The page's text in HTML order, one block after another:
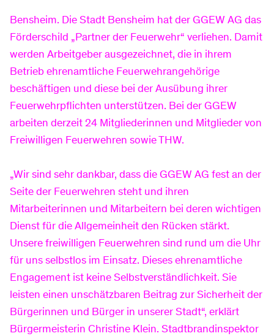
Erneuerbare Energien
TV
Inhouse-Verkabelung
Informationen
Glasfaseranschluss
Ausbau an der Bergstraße
Produktinformationsblätter
Kontakt
GGEW APP
Verträge kündigen
Vertrag widerrufen
Newsletter
Öffnungszeiten
Preise
Badesee
Bensheimer Badesee
Öffnungszeiten
Preise
Über uns
Karriere
Aktuelles
Bensheim. Die Stadt Bensheim hat der GGEW AG das
Förderschild „Partner der Feuerwehr“ verliehen. Damit
werden Arbeitgeber ausgezeichnet, die in ihrem
Betrieb ehrenamtliche Feuerwehrangehörige
beschäftigen und diese bei der Ausübung ihrer
Feuerwehrpflichten unterstützen. Bei der GGEW
arbeiten derzeit 24 Mitgliederinnen und Mitglieder von
Freiwilligen Feuerwehren sowie THW.
„Wir sind sehr dankbar, dass die GGEW AG fest an der
Seite der Feuerwehren steht und ihren
Mitarbeiterinnen und Mitarbeitern bei deren wichtigen
Dienst für die Allgemeinheit den Rücken stärkt.
Unsere freiwilligen Feuerwehren sind rund um die Uhr
für uns selbstlos im Einsatz. Dieses ehrenamtliche
Engagement ist keine Selbstverständlichkeit. Sie
leisten einen unschätzbaren Beitrag zur Sicherheit der
Bürgerinnen und Bürger in unserer Stadt“, erklärt
Bürgermeisterin Christine Klein. Stadtbrandinspektor